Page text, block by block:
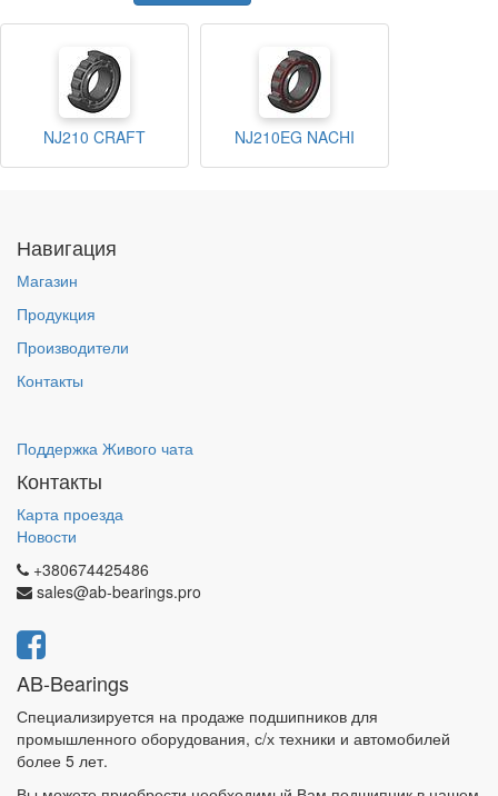
NJ210 CRAFT NJ210EG NACHI
Навигация
Магазин
Продукция
Производители
Контакты
Поддержка Живого чата
Контакты
Карта проезда
Новости
+380674425486
sales@ab-bearings.pro
AB-Bearings
Специализируется на продаже подшипников для
промышленного оборудования, с/х техники и автомобилей
более 5 лет.